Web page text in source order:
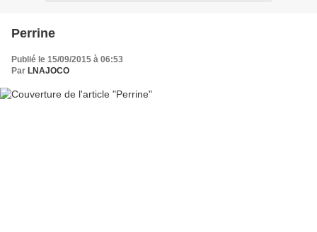
Perrine
Publié le 15/09/2015 à 06:53
Par LNAJOCO